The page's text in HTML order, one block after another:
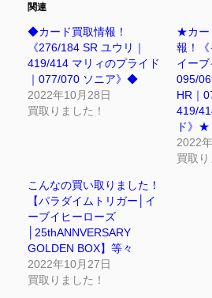
関連
◆カード買取情報！
《276/184 SR ユウリ｜
419/414 マリィのプライド
｜077/070 ソニア》◆
2022年10月28日
買取りました！
★カー
報！
イーブ
095/
HR｜
419/
ド》★
2022
買取り
こんなの買い取りました！
【パラダイムトリガー│イ
ーブイヒーローズ
│25thANNVERSARY
GOLDEN BOX】等々
2022年10月27日
買取りました！